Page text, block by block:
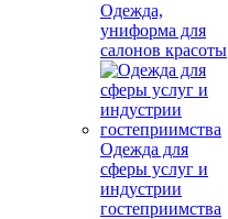
Одежда,
униформа для
салонов красоты
Одежда для
сферы услуг и
индустрии
гостеприимства